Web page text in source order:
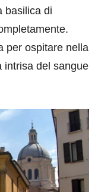
basilica di
per ospitare nella
intrisa del sangue